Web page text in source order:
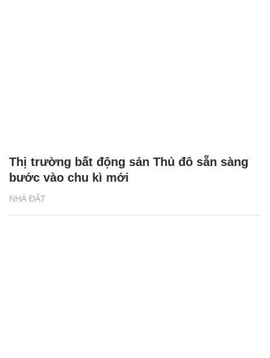
NHÀ ĐẤT
Thị trường bất động sản Thủ đô sẵn sàng
bước vào chu kì mới